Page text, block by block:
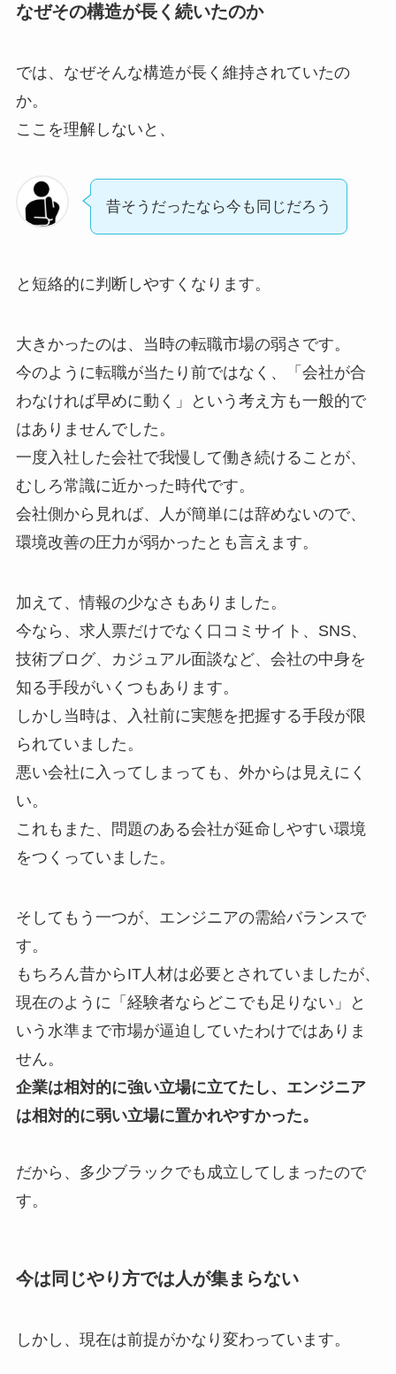
なぜその構造が長く続いたのか
では、なぜそんな構造が長く維持されていたの
か。
ここを理解しないと、
昔そうだったなら今も同じだろう
と短絡的に判断しやすくなります。
大きかったのは、当時の転職市場の弱さです。
今のように転職が当たり前ではなく、「会社が合
わなければ早めに動く」という考え方も一般的で
はありませんでした。
一度入社した会社で我慢して働き続けることが、
むしろ常識に近かった時代です。
会社側から見れば、人が簡単には辞めないので、
環境改善の圧力が弱かったとも言えます。
加えて、情報の少なさもありました。
今なら、求人票だけでなく口コミサイト、SNS、
技術ブログ、カジュアル面談など、会社の中身を
知る手段がいくつもあります。
しかし当時は、入社前に実態を把握する手段が限
られていました。
悪い会社に入ってしまっても、外からは見えにく
い。
これもまた、問題のある会社が延命しやすい環境
をつくっていました。
そしてもう一つが、エンジニアの需給バランスで
す。
もちろん昔からIT人材は必要とされていましたが、
現在のように「経験者ならどこでも足りない」と
いう水準まで市場が逼迫していたわけではありま
せん。
企業は相対的に強い立場に立てたし、エンジニア
は相対的に弱い立場に置かれやすかった。
だから、多少ブラックでも成立してしまったので
す。
今は同じやり方では人が集まらない
しかし、現在は前提がかなり変わっています。